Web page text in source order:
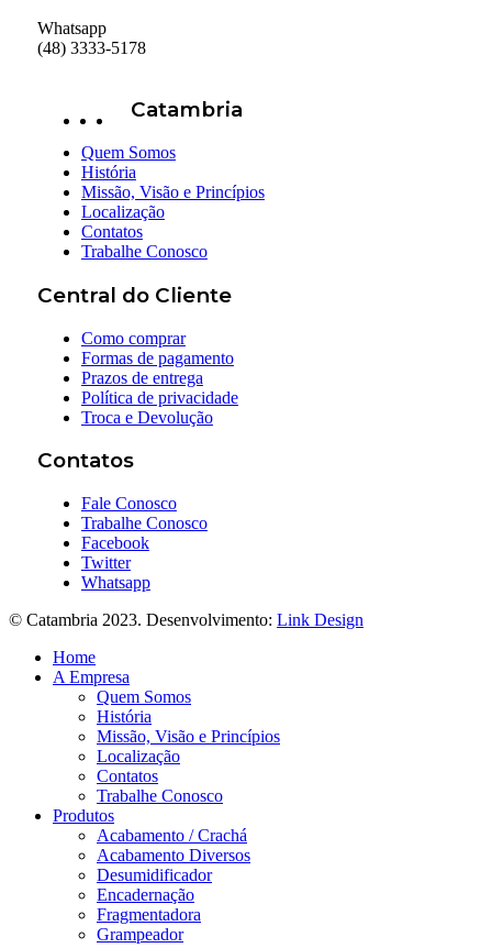
Whatsapp
(48) 3333-5178
Catambria
Quem Somos
História
Missão, Visão e Princípios
Localização
Contatos
Trabalhe Conosco
Central do Cliente
Como comprar
Formas de pagamento
Prazos de entrega
Política de privacidade
Troca e Devolução
Contatos
Fale Conosco
Trabalhe Conosco
Facebook
Twitter
Whatsapp
© Catambria 2023. Desenvolvimento: Link Design
Home
A Empresa
Quem Somos
História
Missão, Visão e Princípios
Localização
Contatos
Trabalhe Conosco
Produtos
Acabamento / Crachá
Acabamento Diversos
Desumidificador
Encadernação
Fragmentadora
Grampeador